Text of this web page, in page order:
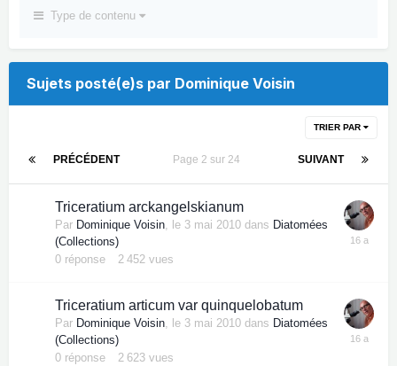
Type de contenu
Sujets posté(e)s par Dominique Voisin
TRIER PAR
PRÉCÉDENT SUIVANT
Page 2 sur 24
Triceratium arckangelskianum
Par Dominique Voisin, le 3 mai 2010 dans Diatomées
(Collections)
0 réponse 2 452 vues
Triceratium articum var quinquelobatum
Par Dominique Voisin, le 3 mai 2010 dans Diatomées
(Collections)
0 réponse 2 623 vues